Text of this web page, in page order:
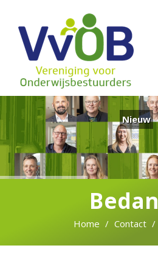
Nieuw
Home Contact